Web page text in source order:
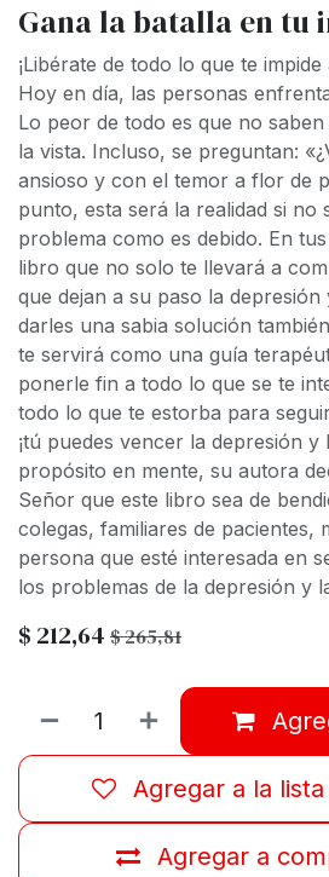
Gana la batalla en tu
¡Libérate de todo lo que te
Hoy en día, las personas
Lo peor de todo es que no
la vista. Incluso, se preguntan:
ansioso y con el temor a flor de
punto, esta será la realidad si no
problema como es debido. En
libro que no solo te llevará a
que dejan a su paso la depresión
darles una sabia solución
te servirá como una guía
ponerle fin a todo lo que se te
todo lo que te estorba para
¡tú puedes vencer la depresión y
propósito en mente, su autora
Señor que este libro sea de
colegas, familiares de pacientes,
persona que esté interesada en
los problemas de la depresión y
$ 212,64 $265,81
Agregar a
Agregar a la